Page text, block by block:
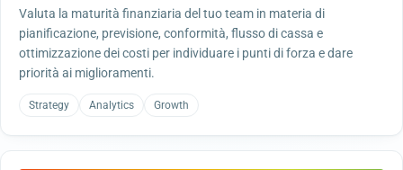
Valuta la maturità finanziaria del tuo team in materia di
pianificazione, previsione, conformità, flusso di cassa e
ottimizzazione dei costi per individuare i punti di forza e dare
priorità ai miglioramenti.
Strategy Analytics Growth